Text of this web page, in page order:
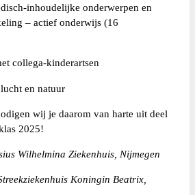
inhoudelijke onderwerpen en
– actief onderwijs (16
collega-kinderartsen
en natuur
wij je daarom van harte uit deel
2025!
Wilhelmina Ziekenhuis, Nijmegen
Koningin Beatrix,